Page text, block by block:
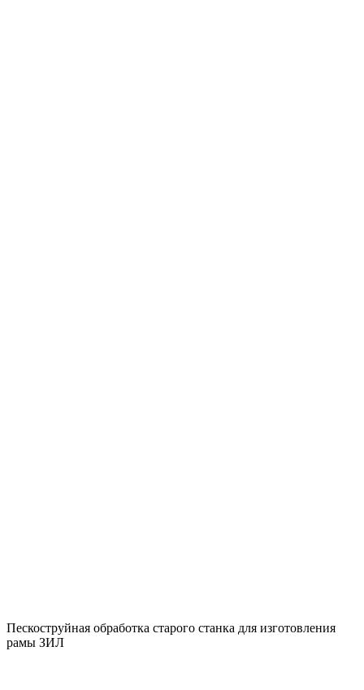
Пескоструйная обработка старого станка для изготовления
рамы ЗИЛ